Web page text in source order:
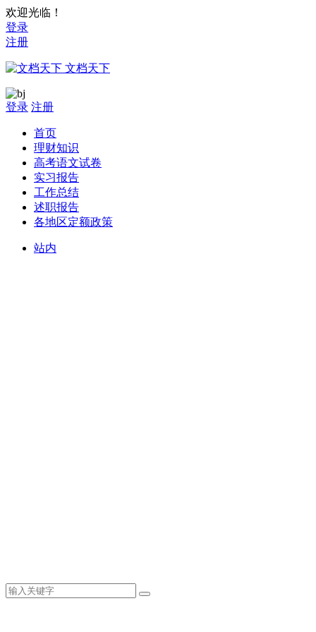
欢迎光临！
登录
注册
文档天下
登录 注册
首页
理财知识
高考语文试卷
实习报告
工作总结
述职报告
各地区定额政策
站内